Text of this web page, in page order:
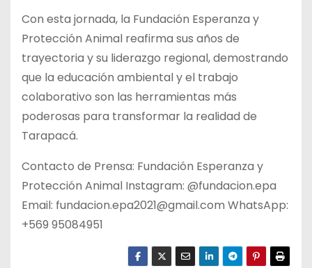
Con esta jornada, la Fundación Esperanza y
Protección Animal reafirma sus años de
trayectoria y su liderazgo regional, demostrando
que la educación ambiental y el trabajo
colaborativo son las herramientas más
poderosas para transformar la realidad de
Tarapacá.
Contacto de Prensa: Fundación Esperanza y
Protección Animal Instagram: @fundacion.epa
Email: fundacion.epa2021@gmail.com WhatsApp:
+569 95084951